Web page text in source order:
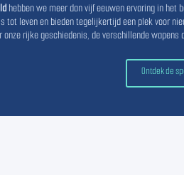
hebben we meer dan vijf eeuwen ervaring in het
tot leven en bieden tegelijkertijd een plek voor
onze rijke geschiedenis, de verschillende
Ontdek de